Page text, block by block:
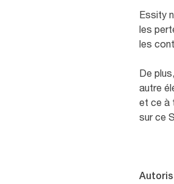
Essity
les
les
De
autre
et ce à
sur ce